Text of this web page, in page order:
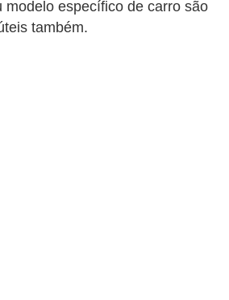
modelo específico de carro são
também.